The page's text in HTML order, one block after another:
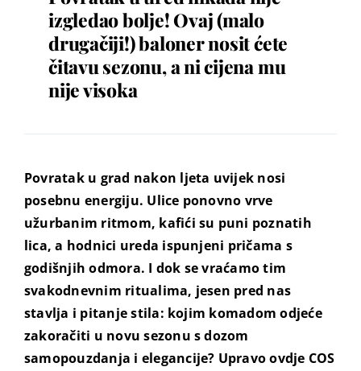
izgledao bolje! Ovaj (malo
drugačiji!) baloner nosit ćete
čitavu sezonu, a ni cijena mu
nije visoka
Povratak u grad nakon ljeta uvijek nosi
posebnu energiju. Ulice ponovno vrve
užurbanim ritmom, kafići su puni poznatih
lica, a hodnici ureda ispunjeni pričama s
godišnjih odmora. I dok se vraćamo tim
svakodnevnim ritualima, jesen pred nas
stavlja i pitanje stila: kojim komadom odjeće
zakoračiti u novu sezonu s dozom
samopouzdanja i elegancije? Upravo ovdje COS